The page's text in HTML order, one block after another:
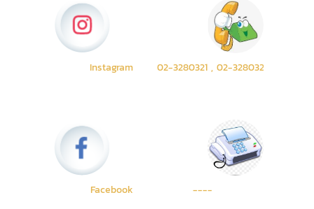
Instagram
Facebook
02-3280321 , 02-3280322
----